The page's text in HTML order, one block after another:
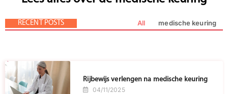
RECENT POSTS All medische keuring
Rijbewijs verlengen na medische keuring
04/11/2025